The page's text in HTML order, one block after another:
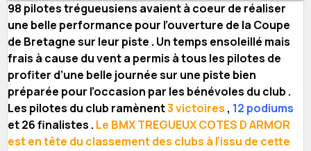
98 pilotes trégueusiens avaient à coeur de réaliser
une belle performance pour l’ouverture de la Coupe
de Bretagne sur leur piste . Un temps ensoleillé mais
frais à cause du vent a permis à tous les pilotes de
profiter d’une belle journée sur une piste bien
préparée pour l’occasion par les bénévoles du club .
Les pilotes du club ramènent3 victoires , 12 podiums
et 26 finalistes . Le BMX TREGUEUX COTES D ARMOR
est en tête du classement des clubs à l’issu de cette